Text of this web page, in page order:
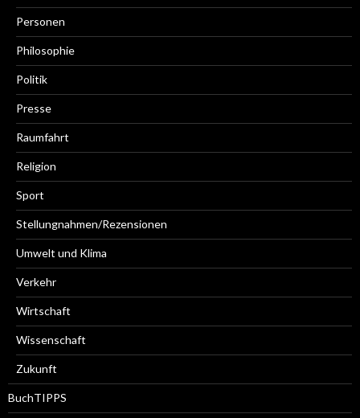
Personen
Philosophie
Politik
Presse
Raumfahrt
Religion
Sport
Stellungnahmen/Rezensionen
Umwelt und Klima
Verkehr
Wirtschaft
Wissenschaft
Zukunft
BuchTIPPS